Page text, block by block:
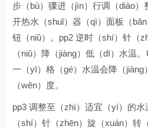
步（bù）骤进（jìn）行调（diào）
开热水（shuǐ）器（qì）面板（
钮（niǔ）。pp2 逆时（shí）针（
（niǔ）降（jiàng）低（dī）水温
一（yī）格（gé）水温会降（
（wēn）度。
pp3 调整至（zhì）适宜（yí）的
（shí）针（zhēn）旋（xuán）转